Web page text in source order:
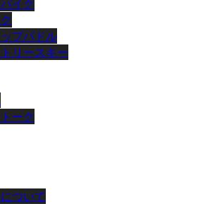
イク
プパドル
リースキー
ーク
ついて